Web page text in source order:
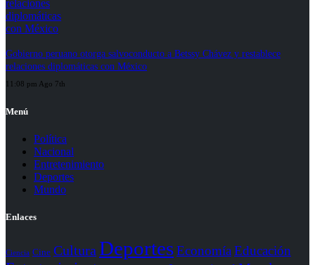
Gobierno peruano otorga salvoconducto a Betssy Chávez y restablece
relaciones diplomáticas con México
11:08 pm Ago 7th
Menú
Política
Nacional
Entretenimiento
Deportes
Mundo
Enlaces
Ciencia Cine Cultura DeportesEconomíaEducación